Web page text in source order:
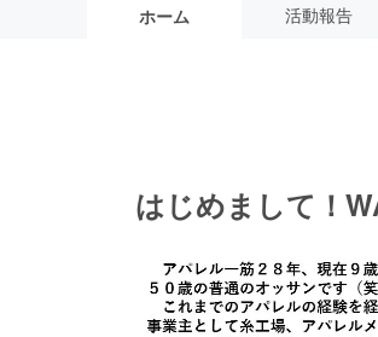
ホーム 活動報告
はじめまして！